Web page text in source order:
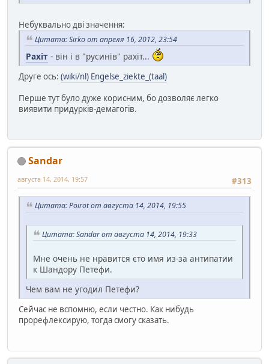
Небуквально дві значення:
Цитата: Sirko от апреля 16, 2012, 23:54
Рахіт - він і в "русинів" рахіт...
Друге ось: (wiki/nl) Engelse_ziekte_(taal)
Перше тут було дуже корисним, бо дозволяє легко
виявити придурків-демагогів.
Sandar
#313
августа 14, 2014, 19:57
Цитата: Poirot от августа 14, 2014, 19:55
Цитата: Sandar от августа 14, 2014, 19:33
Мне очень не нравится єто имя из-за антипатии
к Шандору Петефи.
Чем вам не угодил Петефи?
Сейчас не вспомню, если честно. Как нибудь
прорефлексирую, тогда смогу сказать.